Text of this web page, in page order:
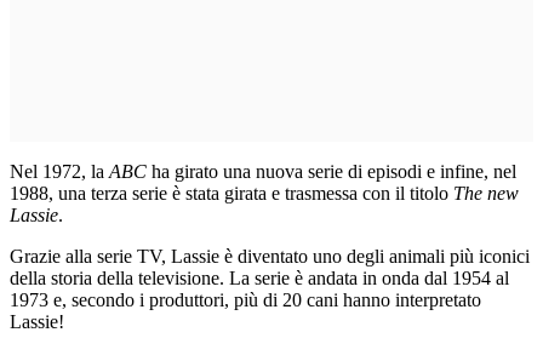
Nel 1972, laABC ha girato una nuova serie di episodi e infine, nel
1988, una terza serie è stata girata e trasmessa con il titolo The new
Lassie.
Grazie alla serie TV, Lassie è diventato uno degli animali più iconici
della storia della televisione. La serie è andata in onda dal 1954 al
1973 e, secondo i produttori, più di 20 cani hanno interpretato
Lassie!